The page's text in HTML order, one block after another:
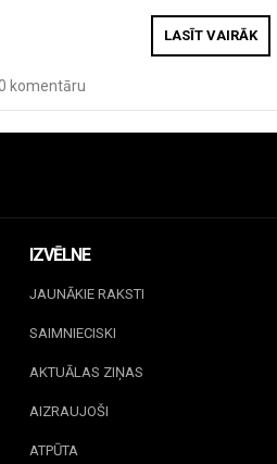
LASĪT VAIRĀK
komentāru
IZVĒLNE
JAUNĀKIE RAKSTI
SAIMNIECISKI
AKTUĀLAS ZIŅAS
AIZRAUJOŠI
ATPŪTA